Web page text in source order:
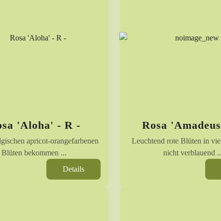
'Aloha' - R -
apricot-orangefarbenen
Blüten bekommen ...
Details
Rosa
Leuchtend rote Blüten in
nicht verblauend